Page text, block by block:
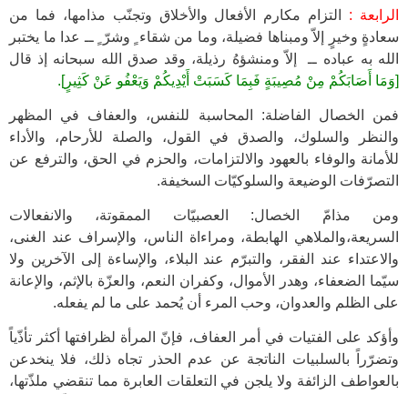
الرابعة : التزام مكارم الأفعال والأخلاق وتجنّب مذامها، فما من
سعادةٍ وخيرٍ إلاّ ومبناها فضيلة، وما من شقاء ٍ وشرّ ٍ ــ عدا ما يختبر
الله به عباده ــ إلاّ ومنشؤهُ رذيلة، وقد صدق الله سبحانه إذ قال
[وَمَا أَصَابَكُمْ مِنْ مُصِيبَةٍ فَبِمَا كَسَبَتْ أَيْدِيكُمْ وَيَعْفُو عَنْ كَثِيرٍ].
فمن الخصال الفاضلة: المحاسبة للنفس، والعفاف في المظهر
والنظر والسلوك، والصدق في القول، والصلة للأرحام، والأداء
للأمانة والوفاء بالعهود والالتزامات، والحزم في الحق، والترفع عن
التصرّفات الوضيعة والسلوكيّات السخيفة.
ومن مذامّ الخصال: العصبيّات الممقوتة، والانفعالات
السريعة،والملاهي الهابطة، ومراءاة الناس، والإسراف عند الغنى،
والاعتداء عند الفقر، والتبرّم عند البلاء، والإساءة إلى الآخرين ولا
سيّما الضعفاء، وهدر الأموال، وكفران النعم، والعزّة بالإثم، والإعانة
على الظلم والعدوان، وحب المرء أن يُحمد على ما لم يفعله.
وأؤكد على الفتيات في أمر العفاف، فإنّ المرأة لظرافتها أكثر تأذّياً
وتضرّراً بالسلبيات الناتجة عن عدم الحذر تجاه ذلك، فلا ينخدعن
بالعواطف الزائفة ولا يلجن في التعلقات العابرة مما تنقضي ملذّتها،